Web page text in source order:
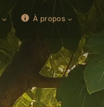
À propos